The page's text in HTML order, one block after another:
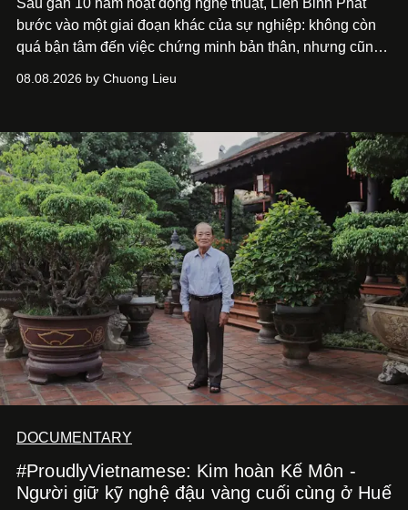
bước vào một giai đoạn khác của sự nghiệp: không còn
quá bận tâm đến việc chứng minh bản thân, nhưng cũng
phim điện ảnh trong nửa đầu 2026 đến hành trình trở lại
bằng một tâm thế điềm tĩnh hơn. Anh tiếp tục học hỏi, trau
dồi và chờ đợi những vai diễn đủ sức đưa mình đến
những vùng đất mới. Ở tuổi ngoài 30, điều anh theo đuổi
không phải những đích đến quá lớn, mà là khả năng luôn
tiến về phía trước.
08.08.2026 by Chuong Lieu
DOCUMENTARY
#ProudlyVietnamese: Kim hoàn Kế Môn -
Người giữ kỹ nghệ đậu vàng cuối cùng ở Huế